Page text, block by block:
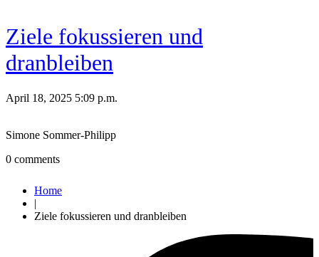
Ziele fokussieren und
dranbleiben
April 18, 2025 5:09 p.m.
Simone Sommer-Philipp
0 comments
Home
|
Ziele fokussieren und dranbleiben